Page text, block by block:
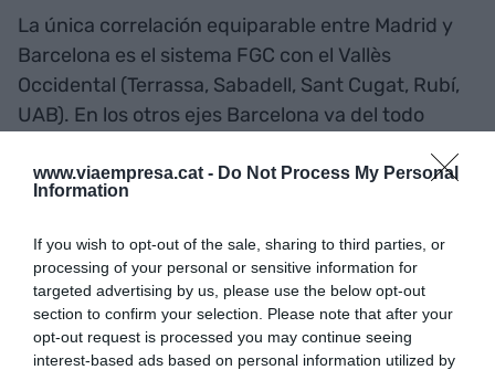
www.viaempresa.cat - Do Not Process My Personal
Information
If you wish to opt-out of the sale, sharing to third parties, or
processing of your personal or sensitive information for
targeted advertising by us, please use the below opt-out
section to confirm your selection. Please note that after your
opt-out request is processed you may continue seeing
interest-based ads based on personal information utilized by
La única correlación equiparable entre Madrid y
Barcelona es el sistema FGC con el Vallès
Occidental (Terrassa, Sabadell, Sant Cugat, Rubí,
UAB). En los otros ejes Barcelona va del todo
curioso que con el Vallès Occidental la separación
es toda una montaña, cuando con los otros ejes
hay la apertura de costa y ríos. Pero, así y todo, es
increíble que Barcelona no haya aún descubierto
el corredor del Vallès, sobre todo el tramo
Castellbisbal-Mollet. Barcelona solo mira a mar y
desconoce su espalda, que es el centro de una